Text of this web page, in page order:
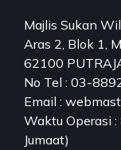
Majlis Sukan
Aras 2, Blok 1,
62100
No Tel : 03-
Email :
Waktu Operasi
Jumaat)